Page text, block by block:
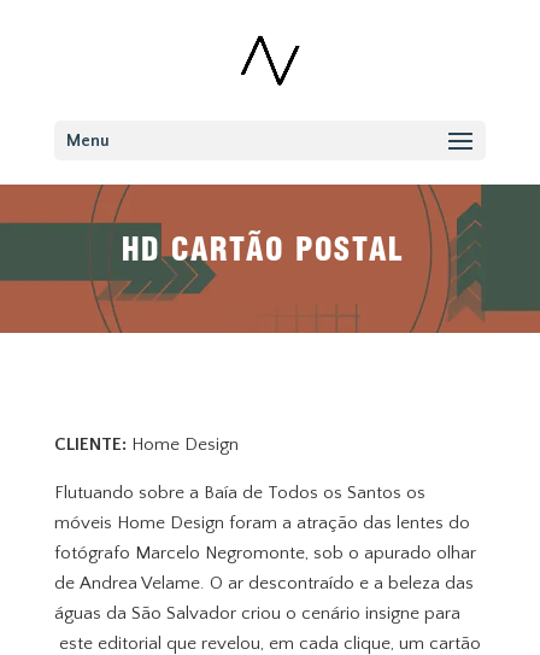
Menu
HD CARTÃO POSTAL
CLIENTE: Home Design
Flutuando sobre a Baía de Todos os Santos os
móveis Home Design foram a atração das lentes do
fotógrafo Marcelo Negromonte, sob o apurado olhar
de Andrea Velame. O ar descontraído e a beleza das
águas da São Salvador criou o cenário insigne para
este editorial que revelou, em cada clique, um cartão